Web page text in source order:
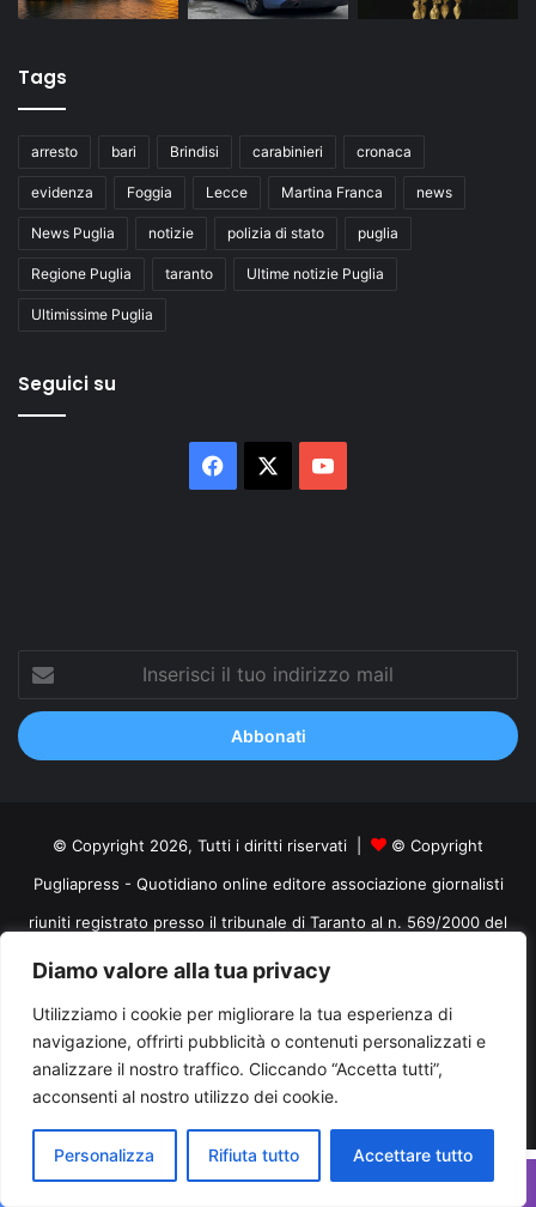
Diamo valore alla tua privacy
Utilizziamo i cookie per migliorare la tua esperienza di
navigazione, offrirti pubblicità o contenuti personalizzati e
analizzare il nostro traffico. Cliccando “Accetta tutti”,
acconsenti al nostro utilizzo dei cookie.
Personalizza Rifiuta tutto Accettare tutto
Tags
arresto bari Brindisi carabinieri cronaca
evidenza Foggia Lecce Martina Franca news
News Puglia notizie polizia di stato puglia
Regione Puglia taranto Ultime notizie Puglia
Ultimissime Puglia
Seguici su
Facebook You
tuo
indirizzo
mail
© Copyright 2026, Tutti i diritti riservati |
© Copyright
Pugliapress - Quotidiano online editore associazione giornalisti
riuniti registrato presso il tribunale di Taranto al n. 569/2000 del
24/10/2000. Direttore responsabile Antonio Rubino
Cookies Policy
Privacy Policy Info pubblicità elettorale
Facebook
X You
Tube